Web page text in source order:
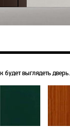
выглядеть дверь.